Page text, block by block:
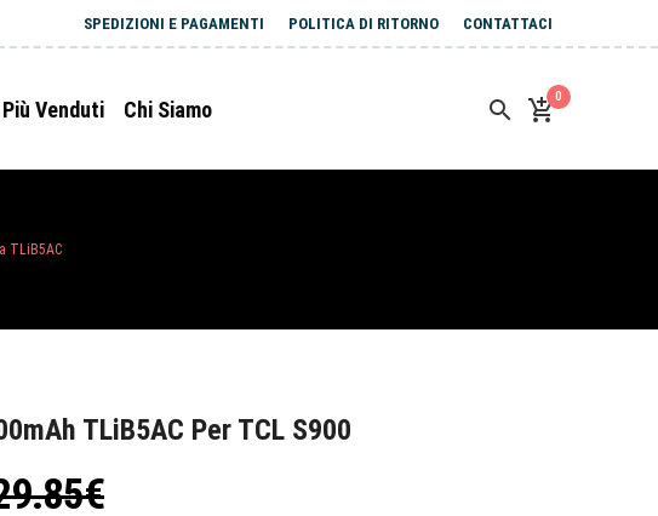
SPEDIZIONI E PAGAMENTI POLITICA DI RITORNO CONTATTACI
Venduti Chi Siamo
0
TLiB5AC
TLiB5AC Per TCL S900